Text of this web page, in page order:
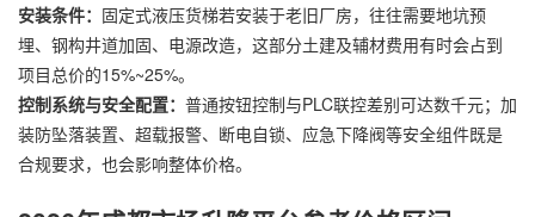
安装条件： 固定式液压货梯若安装于老旧厂房，往往需要地坑预
埋、钢构井道加固、电源改造，这部分土建及辅材费用有时会占到
项目总价的15%~25%。
控制系统与安全配置： 普通按钮控制与PLC联控差别可达数千元；加
装防坠落装置、超载报警、断电自锁、应急下降阀等安全组件既是
合规要求，也会影响整体价格。